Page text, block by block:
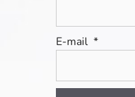
E-mail *